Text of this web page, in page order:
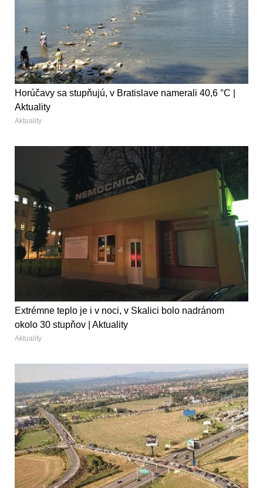
Horúčavy sa stupňujú, v Bratislave namerali 40,6 °C |
Aktuality
Aktuality
Extrémne teplo je i v noci, v Skalici bolo nadránom
okolo 30 stupňov | Aktuality
Aktuality